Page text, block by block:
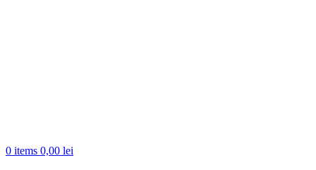
0 items 0,00 lei